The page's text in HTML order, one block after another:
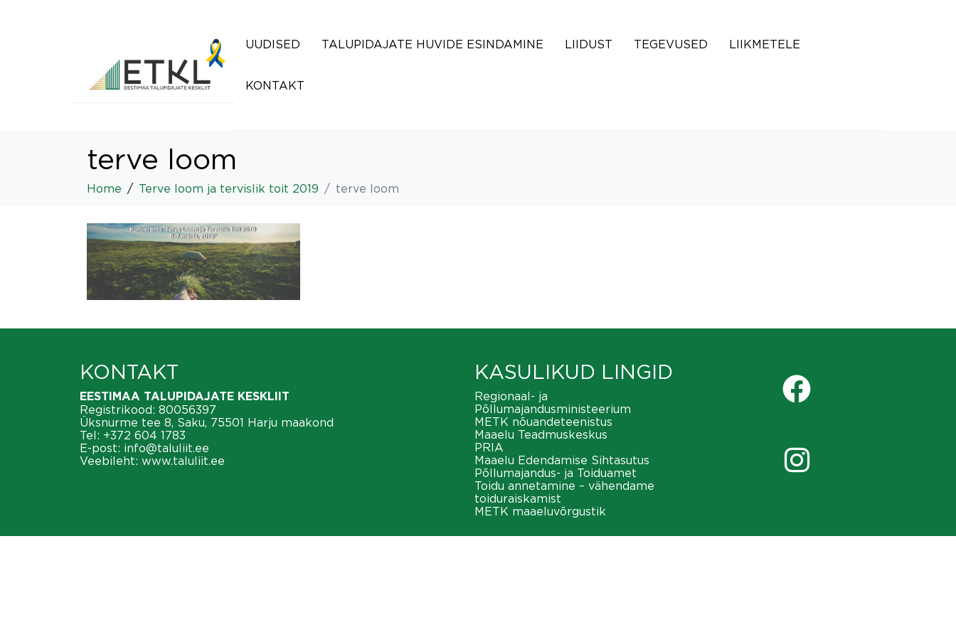
UUDISED TALUPIDAJATE HUVIDE ESINDAMINE LIIDUST TEGEVUSED LIIKMETELE
KONTAKT
terve loom
Home Terve loom ja tervislik toit 2019 terve loom
KONTAKT
EESTIMAA TALUPIDAJATE KESKLIIT
Registrikood: 80056397
Üksnurme tee 8, Saku, 75501 Harju maakond
Tel: +372 604 1783
E-post: info@taluliit.ee
Veebileht: www.taluliit.ee
KASULIKUD LINGID
Regionaal- ja
Põllumajandusministeerium
METK nõuandeteenistus
Maaelu Teadmuskeskus
PRIA
Maaelu Edendamise Sihtasutus
Põllumajandus- ja Toiduamet
Toidu annetamine – vähendame
toiduraiskamist
METK maaeluvõrgustik